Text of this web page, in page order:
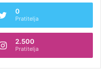
0
Pratitelja
2.500
Pratitelja